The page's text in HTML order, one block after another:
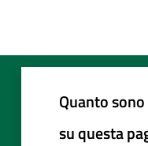
Quanto
su questa